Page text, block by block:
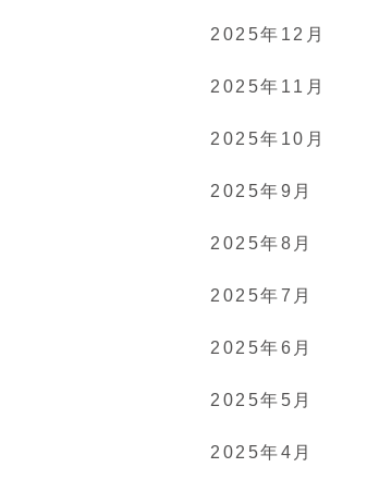
2025年12月
2025年11月
2025年10月
2025年9月
2025年8月
2025年7月
2025年6月
2025年5月
2025年4月